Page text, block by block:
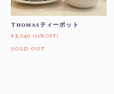
Thomasティーポット
¥3,040 (20%OFF)
SOLD OUT